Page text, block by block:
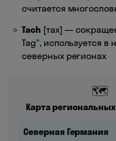
считается
Tach [тах] —
Tag", используется в
северных регионах
🗺️
Карта
Северная Германия